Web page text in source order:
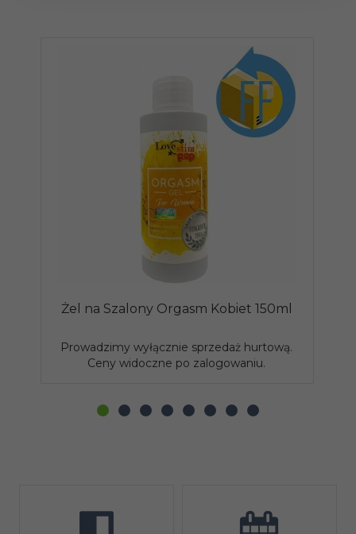
Żel na Szalony Orgasm Kobiet 150ml
Prowadzimy wyłącznie sprzedaż hurtową.
Ceny widoczne po zalogowaniu.